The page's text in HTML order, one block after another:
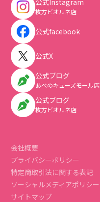
公式Instagram
枚方ビオルネ店
公式facebook
公式X
公式ブログ
あべのキューズモール店
公式ブログ
枚方ビオルネ店
会社概要
プライバシーポリシー
特定商取引法に関する表記
ソーシャルメディアポリシー
サイトマップ